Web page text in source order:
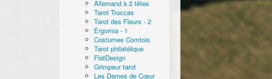
Allemand à 2 têtes
Tarot Troccas
Tarot des Fleurs - 2
Ergomia - 1
Costumes Comtois
Tarot philatélique
FlatDesign
Grimpeur tarot
Les Dames de Cœur